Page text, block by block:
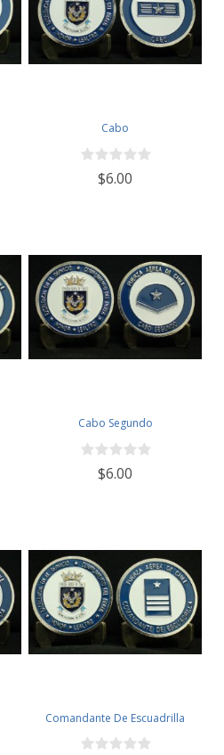
Cabo
$6.00
Cabo Segundo
$6.00
Comandante De Escuadrilla